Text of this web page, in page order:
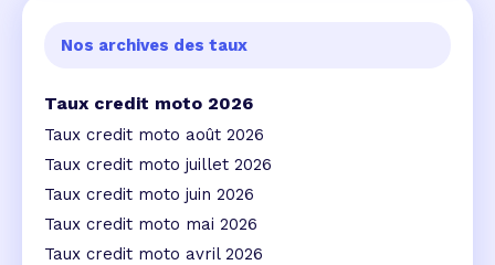
Nos archives des taux
Taux credit moto 2026
Taux credit moto août 2026
Taux credit moto juillet 2026
Taux credit moto juin 2026
Taux credit moto mai 2026
Taux credit moto avril 2026